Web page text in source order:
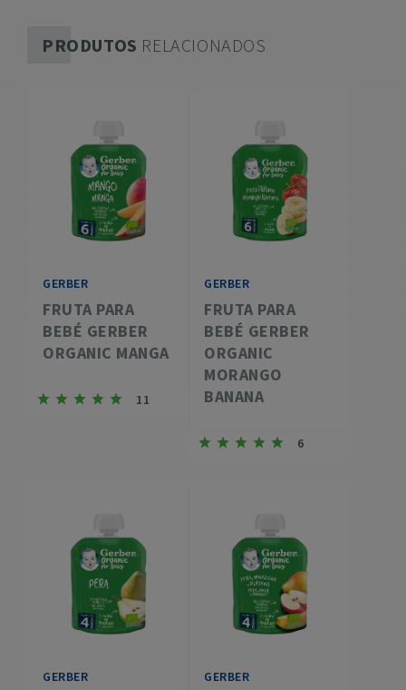
PRODUTOS RELACIONADOS
GERBER
FRUTA PARA
BEBÉ GERBER
ORGANIC MANGA
11
GERBER
FRUTA PARA
BEBÉ GERBER
ORGANIC
MORANGO
BANANA
6
GERBER GERBER